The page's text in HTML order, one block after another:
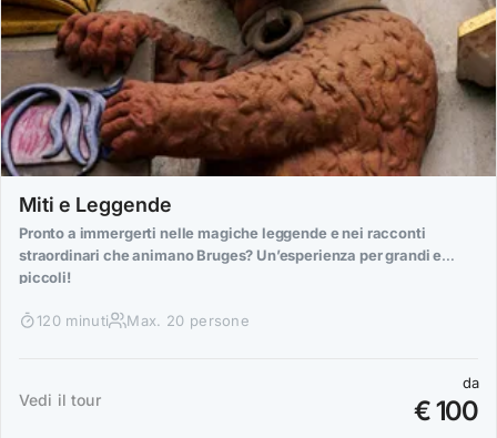
Miti e Leggende
Pronto a immergerti nelle magiche leggende e nei racconti
straordinari che animano Bruges? Un’esperienza per grandi e
piccoli!
120 minuti Max. 20 persone
Vedi il tour
da
€ 100